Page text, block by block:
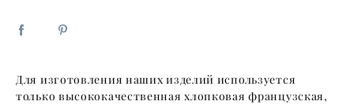
Для изготовления наших изделий используется
только высококачественная хлопковая французская,